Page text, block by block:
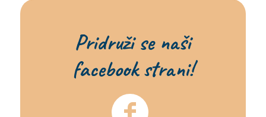
Pridruži se naši
facebook strani!